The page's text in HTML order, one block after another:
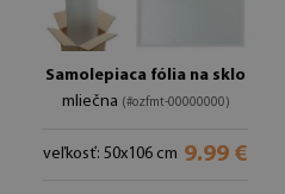
Samolepiaca fólia na sklo
mliečna (#ozfmt-00000000)
veľkosť: 50x106 cm 9.99 €